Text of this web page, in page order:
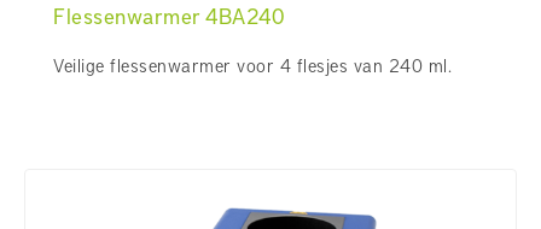
Flessenwarmer 4BA240
Veilige flessenwarmer voor 4 flesjes van 240 ml.